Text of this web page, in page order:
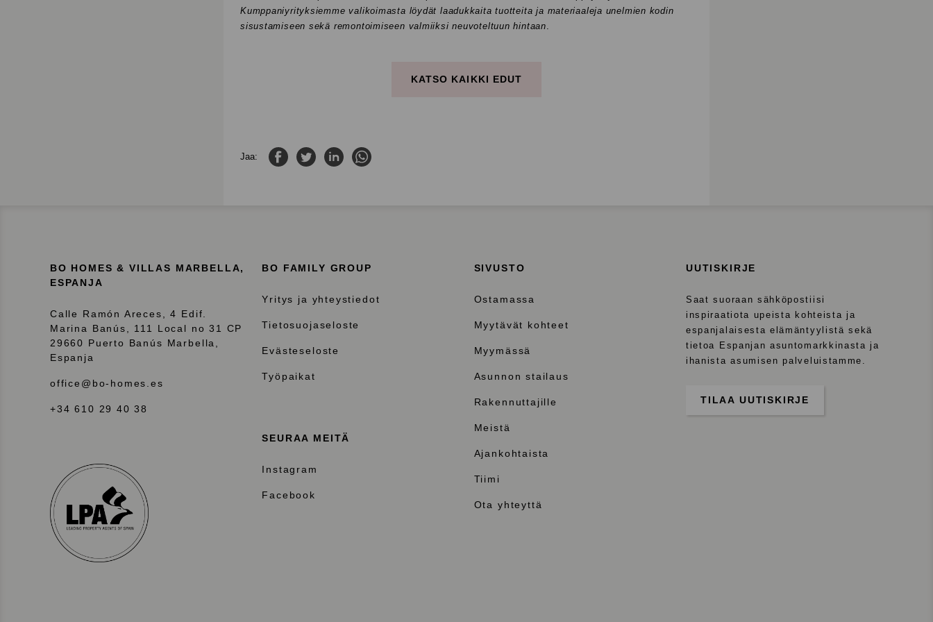
Kumppaniyrityksiemme valikoimasta löydät laadukkaita tuotteita ja materiaaleja unelmien kodin
sisustamiseen sekä remontoimiseen valmiiksi neuvoteltuun hintaan
KATSO KAIKKI EDUT
Jaa:
Jaa Facebookissa
Jaa TwitterissäJaa LinkedInissä
BO HOMES & VILLAS MARBELLA,
ESPANJA
Calle Ramón Areces, 4 Edif.
Marina Banús, 111 Local no 31 CP
29660 Puerto Banús Marbella,
Espanja
office@bo-homes.es
+34 610 29 40 38
BO FAMILY GROUP
Yritys ja yhteystiedot
Tietosuojaseloste
Evästeseloste
Työpaikat
SEURAA MEITÄ
Instagram
Facebook
SIVUSTO
Ostamassa
Myytävät kohteet
Myymässä
Asunnon stailaus
Rakennuttajille
Meistä
Ajankohtaista
Tiimi
Ota yhteyttä
UUTISKIRJE
Saat suoraan sähköpostiisi
inspiraatiota upeista kohteista ja
espanjalaisesta elämäntyylistä sekä
tietoa Espanjan asuntomarkkinasta ja
ihanista asumisen palveluistamme.
TILAA UUTISKIRJE